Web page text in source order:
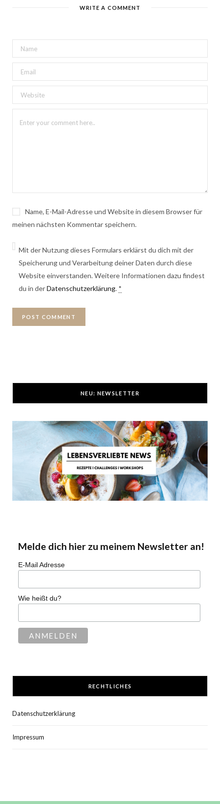
WRITE A COMMENT
Name, E-Mail-Adresse und Website in diesem Browser für
meinen nächsten Kommentar speichern.
Mit der Nutzung dieses Formulars erklärst du dich mit der
Speicherung und Verarbeitung deiner Daten durch diese
Website einverstanden. Weitere Informationen dazu findest
du in derDatenschutzerklärung. *
NEU: NEWSLETTER
Melde dich hier zu meinem Newsletter an!
E-Mail Adresse
Wie heißt du?
RECHTLICHES
Datenschutzerklärung
Impressum